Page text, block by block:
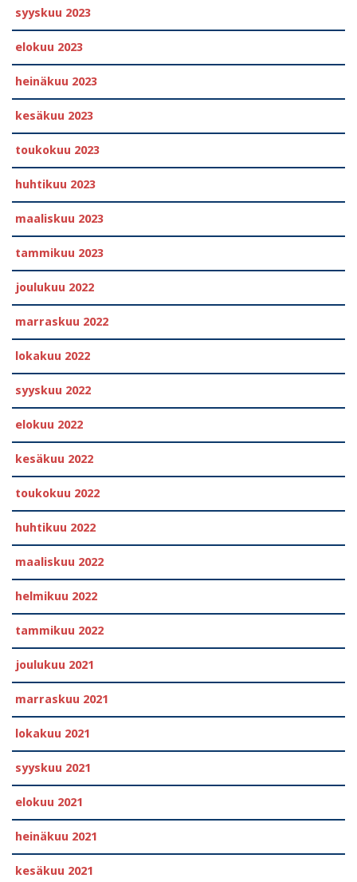
syyskuu 2023
elokuu 2023
heinäkuu 2023
kesäkuu 2023
toukokuu 2023
huhtikuu 2023
maaliskuu 2023
tammikuu 2023
joulukuu 2022
marraskuu 2022
lokakuu 2022
syyskuu 2022
elokuu 2022
kesäkuu 2022
toukokuu 2022
huhtikuu 2022
maaliskuu 2022
helmikuu 2022
tammikuu 2022
joulukuu 2021
marraskuu 2021
lokakuu 2021
syyskuu 2021
elokuu 2021
heinäkuu 2021
kesäkuu 2021